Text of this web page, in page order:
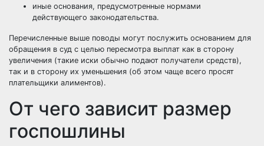
иные основания, предусмотренные нормами
действующего законодательства.
Перечисленные выше поводы могут послужить основанием для
обращения в суд с целью пересмотра выплат как в сторону
увеличения (такие иски обычно подают получатели средств),
так и в сторону их уменьшения (об этом чаще всего просят
плательщики алиментов).
От чего зависит размер
госпошлины